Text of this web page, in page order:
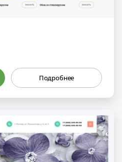
Подробнее